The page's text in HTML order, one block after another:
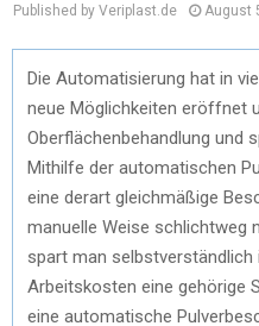
Published by Veriplast.de August
Die Automatisierung hat in
neue Möglichkeiten eröffnet
Oberflächenbehandlung und
Mithilfe der automatischen
eine derart gleichmäßige
manuelle Weise schlichtweg
spart man selbstverständlich
Arbeitskosten eine gehörige
eine automatische